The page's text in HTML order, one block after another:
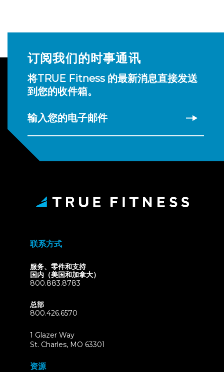
订阅我们的时事通讯
将TRUE Fitness 的最新消息直接发送
到您的收件箱。
输入您的电子邮件
联系方式
服务、零件和支持
国内（美国和加拿大）
800.883.8783
总部
800.426.6570
1 Glazer Way
St. Charles, MO 63301
资源